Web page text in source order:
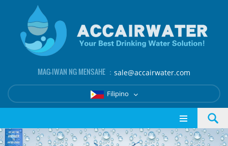
MAG-IWAN NG MENSAHE ： sale@accairwater.com
Filipino